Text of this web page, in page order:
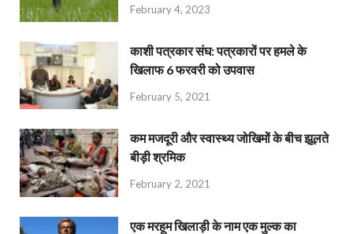
February 4, 2023
काशी पत्रकार संघ: पत्रकारों पर हमले के
खिलाफ 6 फरवरी को उपवास
February 5, 2021
कम मजदूरी और स्वास्थ्य जोखिमों के बीच झूलते
बीड़ी श्रमिक
February 2, 2021
एक मरहूम खिलाड़ी के नाम एक मुल्क का